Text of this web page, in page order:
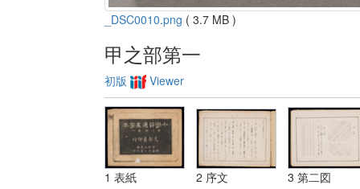
_DSC0010.png ( 3.7 MB )
甲之部第一
初版 Viewer
1 表紙 2 序文 3 第二図